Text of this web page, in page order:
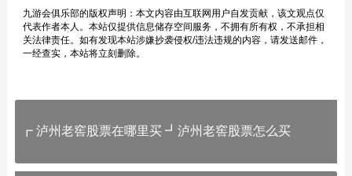
九游会俱乐部的版权声明：本文内容由互联网用户自发贡献，该文观点仅
代表作者本人。本站仅提供信息储存空间服务，不拥有所有权，不承担相
关法律责任。如有发现本站涉嫌抄袭侵权/违法违规的内容，请发送邮件，
一经查实，本站将立刻删除。
┏ 泸州老窖股票在哪里买 ┛泸州老窖股票怎么买